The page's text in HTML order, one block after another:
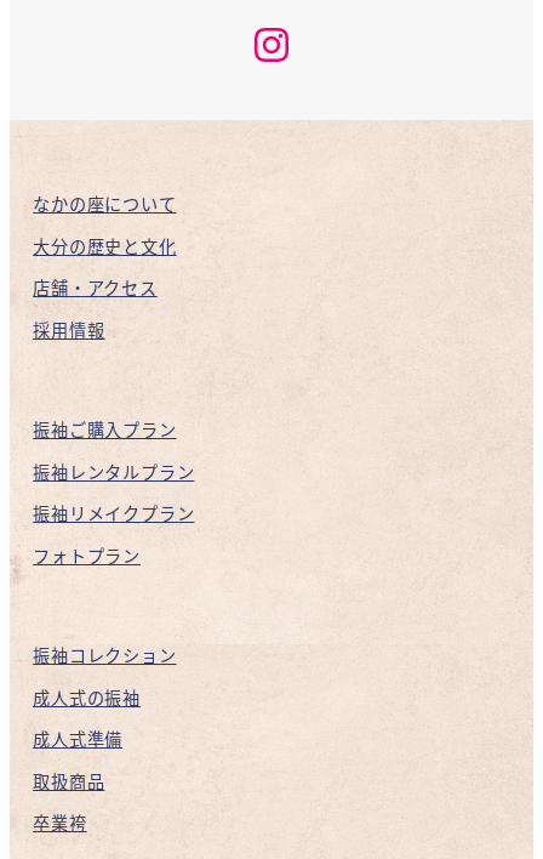
な
か
く
なかの座について
大分の歴史と文化
店舗・アクセス
採用情報
振袖ご購入プラン
振袖レンタルプラン
振袖リメイクプラン
フォトプラン
振袖コレクション
成人式の振袖
成人式準備
取扱商品
卒業袴